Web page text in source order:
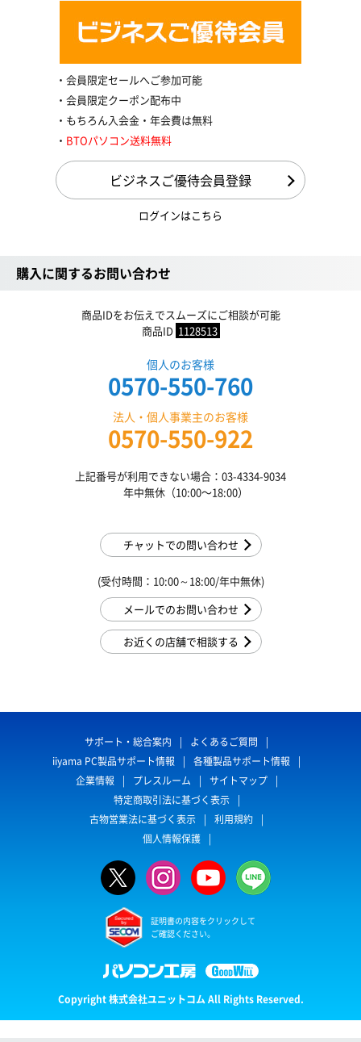
会員限定セールへご参加可能
会員限定クーポン配布中
もちろん入会金・年会費は無料
BTOパソコン送料無料
ビジネスご優待会員登録
ログインはこちら
購入に関するお問い合わせ
商品IDをお伝えでスムーズにご相談が可能
商品ID 1128513
個人のお客様
0570-550-760
法人・個人事業主のお客様
0570-550-922
上記番号が利用できない場合：03-4334-9034
年中無休（10:00〜18:00）
チャットでの問い合わせ
(受付時間：10:00～18:00/年中無休)
メールでのお問い合わせ
お近くの店舗で相談する
サポート・総合案内
よくあるご質問
iiyama PC製品サポート情報
各種製品サポート情報
企業情報
プレスルーム
サイトマップ
特定商取引法に基づく表示
古物営業法に基づく表示
利用規約
個人情報保護
証明書の内容をクリックして
ご確認ください。
Copyright 株式会社ユニットコム All Rights Reserved.